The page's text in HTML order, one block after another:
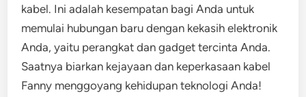
kabel. Ini adalah kesempatan bagi Anda untuk
memulai hubungan baru dengan kekasih elektronik
Anda, yaitu perangkat dan gadget tercinta Anda.
Saatnya biarkan kejayaan dan keperkasaan kabel
Fanny menggoyang kehidupan teknologi Anda!